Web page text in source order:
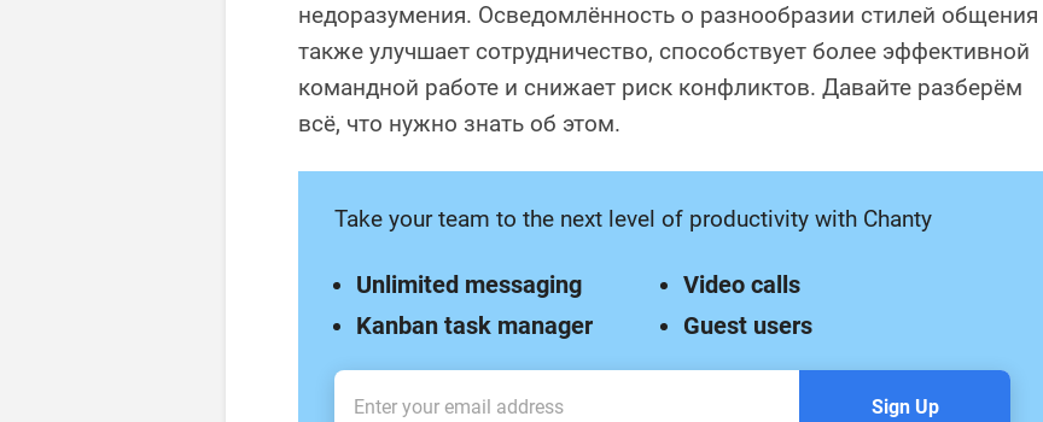
недоразумения. Осведомлённость о разнообразии стилей общения
также улучшает сотрудничество, способствует более эффективной
командной работе и снижает риск конфликтов. Давайте разберём
всё, что нужно знать об этом.
Take your team to the next level of productivity with Chanty
Unlimited messaging
Video calls
Kanban task manager
Guest users
Sign Up